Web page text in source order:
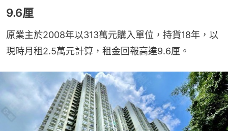
9.6厘
原業主於2008年以313萬元購入單位，持貨18年，以
現時月租2.5萬元計算，租金回報高達9.6厘。